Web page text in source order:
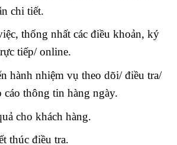
chi tiết.
thống nhất các điều khoản, ký
tiếp/ online.
hành nhiệm vụ theo dõi/ điều tra/
thông tin hàng ngày.
cho khách hàng.
thúc điều tra.